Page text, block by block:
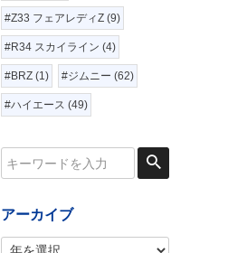
#Z33 フェアレディZ (9)
#R34 スカイライン (4)
#BRZ (1) #ジムニー (62)
#ハイエース (49)
アーカイブ